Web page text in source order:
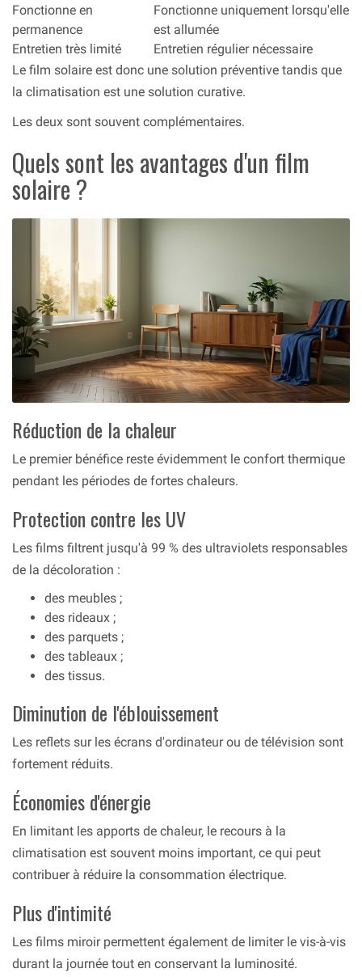
Fonctionne en
permanence
Fonctionne uniquement lorsqu'elle
est allumée
Entretien très limité
Entretien régulier nécessaire
Le film solaire est donc une solution préventive tandis que
la climatisation est une solution curative.
Les deux sont souvent complémentaires.
Quels sont les avantages d'un film
solaire ?
Réduction de la chaleur
Le premier bénéfice reste évidemment le confort thermique
pendant les périodes de fortes chaleurs.
Protection contre les UV
Les films filtrent jusqu'à 99 % des ultraviolets responsables
de la décoloration :
des meubles ;
des rideaux ;
des parquets ;
des tableaux ;
des tissus.
Diminution de l'éblouissement
Les reflets sur les écrans d'ordinateur ou de télévision sont
fortement réduits.
Économies d'énergie
En limitant les apports de chaleur, le recours à la
climatisation est souvent moins important, ce qui peut
contribuer à réduire la consommation électrique.
Plus d'intimité
Les films miroir permettent également de limiter le vis-à-vis
durant la journée tout en conservant la luminosité.